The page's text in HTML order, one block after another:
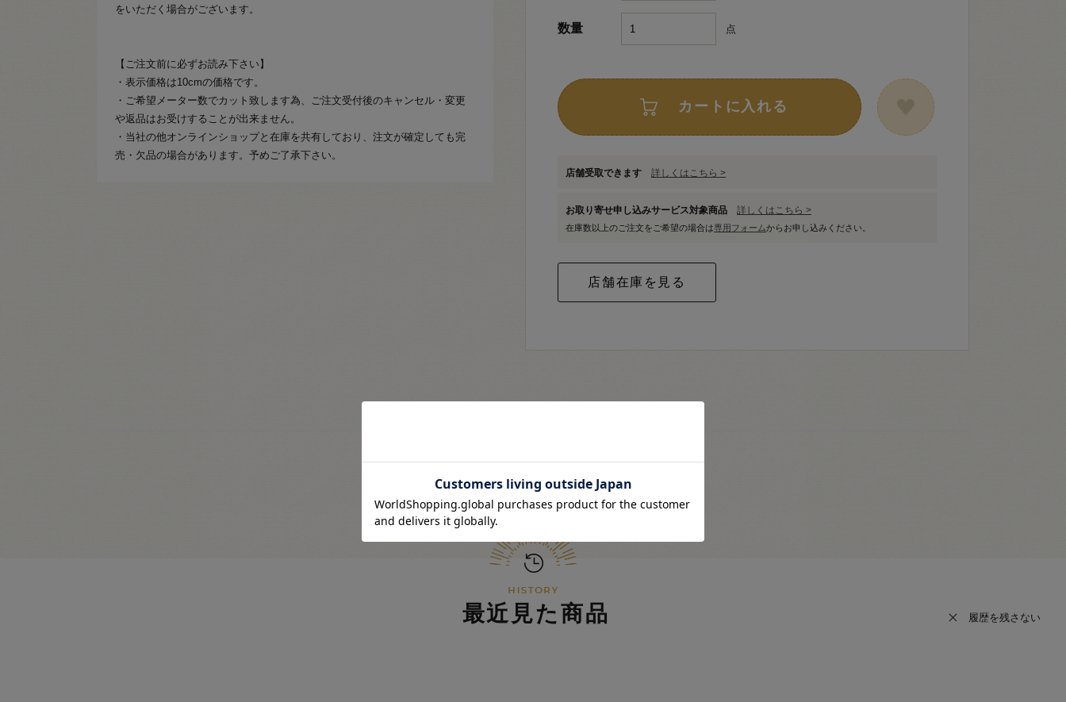
をいただく場合がございます。
【ご注文前に必ずお読み下さい】
・表示価格は10cmの価格です。
・ご希望メーター数でカット致します為、ご注文受付後のキャンセル・変更
や返品はお受けすることが出来ません。
・当社の他オンラインショップと在庫を共有しており、注文が確定しても完
売・欠品の場合があります。予めご了承下さい。
数量 点
カートに入れる
店舗受取できます 詳しくはこちら >
お取り寄せ申し込みサービス対象商品 詳しくはこちら >
在庫数以上のご注文をご希望の場合は専用フォームからお申し込みください。
最近見た商品 履歴を残さない